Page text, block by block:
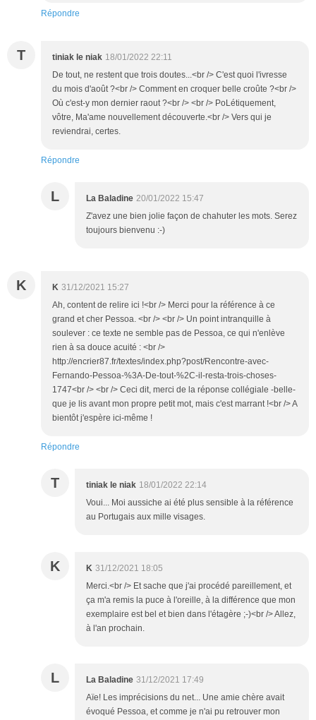
Répondre
T tiniak le niak 18/01/2022 22:11
De tout, ne restent que trois doutes...<br /> C'est quoi l'ivresse
du mois d'août ?<br /> Comment en croquer belle croûte ?<br />
Où c'est-y mon dernier raout ?<br /> <br /> PoLétiquement,
vôtre, Ma'ame nouvellement découverte.<br /> Vers qui je
reviendrai, certes.
Répondre
L La Baladine 20/01/2022 15:47
Z'avez une bien jolie façon de chahuter les mots. Serez
toujours bienvenu :-)
K K 31/12/2021 15:27
Ah, content de relire ici !<br /> Merci pour la référence à ce
grand et cher Pessoa. <br /> <br /> Un point intranquille à
soulever : ce texte ne semble pas de Pessoa, ce qui n'enlève
rien à sa douce acuité : <br />
http://encrier87.fr/textes/index.php?post/Rencontre-avec-
Fernando-Pessoa-%3A-De-tout-%2C-il-resta-trois-choses-
1747<br /> <br /> Ceci dit, merci de la réponse collégiale -belle-
que je lis avant mon propre petit mot, mais c'est marrant !<br /> A
bientôt j'espère ici-même !
Répondre
T tiniak le niak 18/01/2022 22:14
Voui... Moi aussiche ai été plus sensible à la référence
au Portugais aux mille visages.
K K 31/12/2021 18:05
Merci.<br /> Et sache que j'ai procédé pareillement, et
ça m'a remis la puce à l'oreille, à la différence que mon
exemplaire est bel et bien dans l'étagère ;-)<br /> Allez,
à l'an prochain.
L La Baladine 31/12/2021 17:49
Aïe! Les imprécisions du net... Une amie chère avait
évoqué Pessoa, et comme je n'ai pu retrouver mon